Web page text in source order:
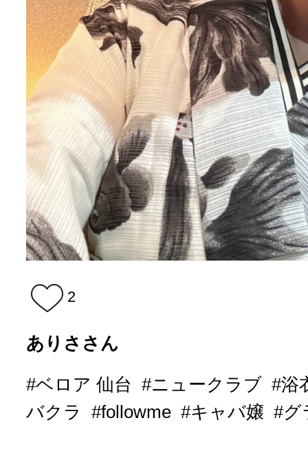
2
ありささん
#ベロア 仙台 #ニュークラブ #浴
バクラ
#followme #キャバ嬢 #グ